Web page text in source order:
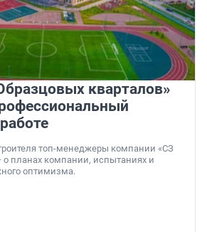
кварталов»
топ-менеджеры компании «СЗ
о планах компании, испытаниях и
оптимизма.